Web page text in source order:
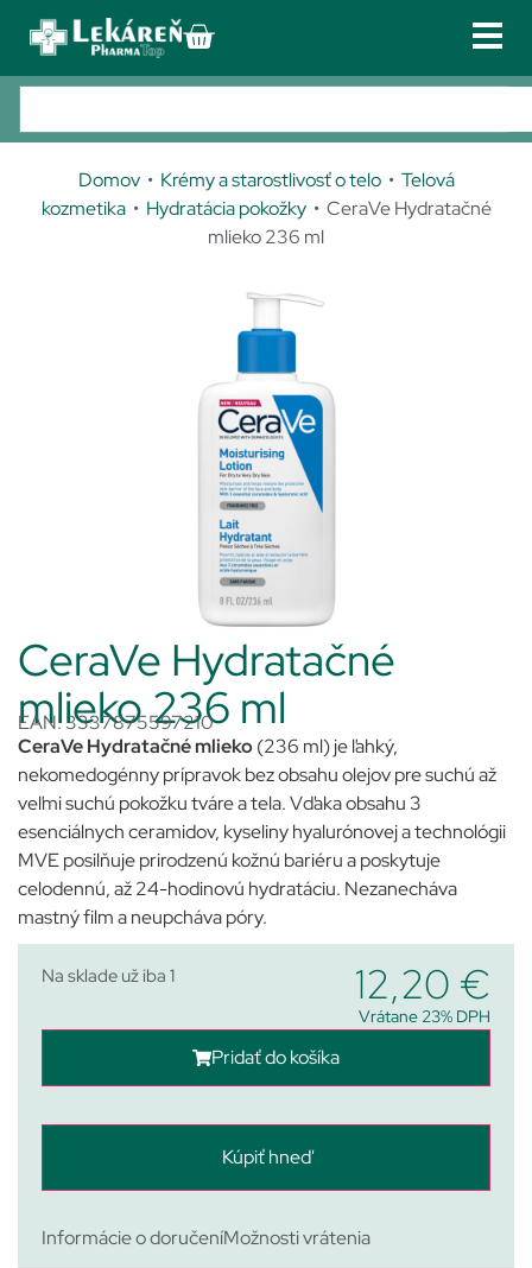
Domov• Krémy a starostlivosť o telo• Telová
kozmetika• Hydratácia pokožky• CeraVe Hydratačné
mlieko 236 ml
433
matop
Kozmetika
Zdravotnícke pomôcky
Služby u nás
Kontakt
CeraVe Hydratačné
mlieko 236 ml
EAN: 3337875597210
CeraVe Hydratačné mlieko(236 ml) je ľahký,
nekomedogénny prípravok bez obsahu olejov pre suchú až
veľmi suchú pokožku tváre a tela. Vďaka obsahu 3
esenciálnych ceramidov, kyseliny hyalurónovej a technológii
MVE posilňuje prirodzenú kožnú bariéru a poskytuje
celodennú, až 24-hodinovú hydratáciu. Nezanecháva
mastný film a neupcháva póry.
Na sklade už iba 1 12,20 €
Vrátane 23% DPH
Pridať do košíka
Kúpiť hneď
Informácie o doručeníMožnosti vrátenia